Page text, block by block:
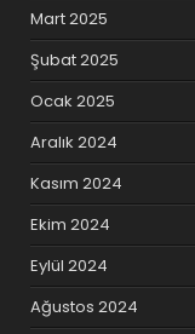
Mart 2025
Şubat 2025
Ocak 2025
Aralık 2024
Kasım 2024
Ekim 2024
Eylül 2024
Ağustos 2024